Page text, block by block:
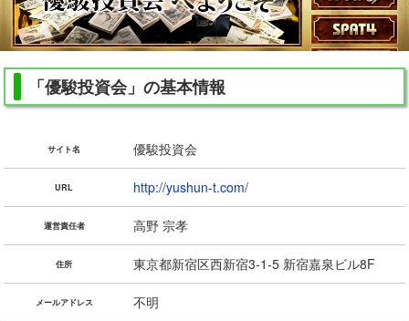
「優駿投資会」の基本情報
サイト名 優駿投資会
URL http://yushun-t.com/
運営責任者 高野 宗孝
住所 東京都新宿区西新宿3-1-5 新宿嘉泉ビル8F
メールアドレス 不明